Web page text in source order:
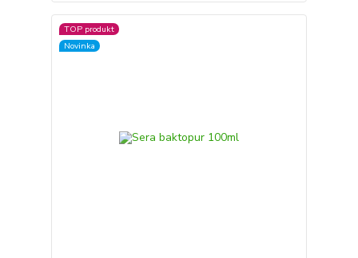
TOP produkt
Novinka